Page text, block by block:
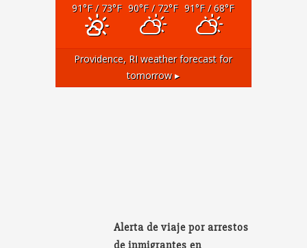
91°F/ 73°F 90°F/ 72°F 91°F/ 68°F
Providence, RI weather forecast for
tomorrow ▸
Alerta de viaje por arrestos
de inmigrantes en